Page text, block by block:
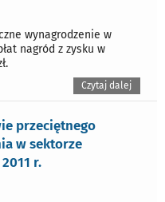
wynagrodzenie w
nagród z zysku w
Czytaj dalej
przeciętnego
w sektorze
r.